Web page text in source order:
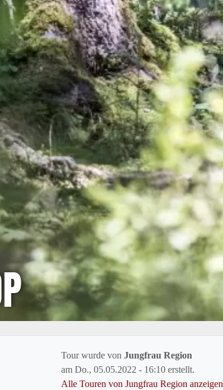
Tour wurde von Jungfrau Region
am Do., 05.05.2022 - 16:10 erstellt.
Alle Touren von Jungfrau Region anzeigen